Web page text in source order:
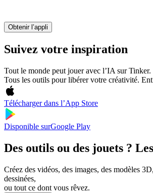
Obtenir l’appli
Suivez votre inspiration
Tout le monde peut jouer avec l’IA sur Tinker.
Tous les outils pour libérer votre créativité.
Télécharger dans l’App Store
Disponible surGoogle Play
Des outils ou des jouets ?
Créez des vidéos, des images, des modèles
dessinées,
ou tout ce dont vous rêvez.